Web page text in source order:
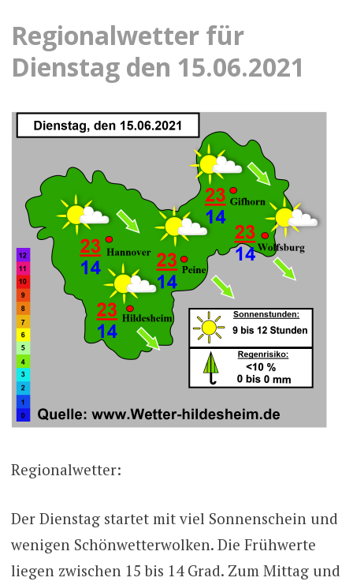
Regionalwetter für
Dienstag den 15.06.2021
Regionalwetter:
Der Dienstag startet mit viel Sonnenschein und
wenigen Schönwetterwolken. Die Frühwerte
liegen zwischen 15 bis 14 Grad. Zum Mittag und